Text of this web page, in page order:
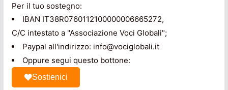
Per il tuo sostegno:
IBAN IT38R0760112100000006665272,
C/C intestato a "Associazione Voci Globali";
Paypal all'indirizzo: info@vociglobali.it
Oppure segui questo bottone:
Sostienici